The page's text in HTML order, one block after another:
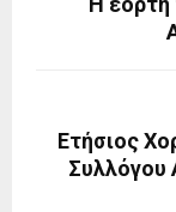
Ετήσιος
Συλλόγου